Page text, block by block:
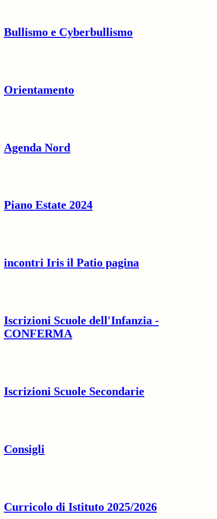
Bullismo e Cyberbullismo
Orientamento
Agenda Nord
Piano Estate 2024
incontri Iris il Patio pagina
Iscrizioni Scuole dell'Infanzia -
CONFERMA
Iscrizioni Scuole Secondarie
Consigli
Curricolo di Istituto 2025/2026